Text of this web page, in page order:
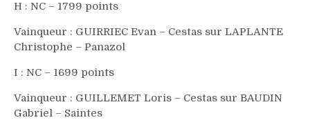
H : NC – 1799 points
Vainqueur : GUIRRIEC Evan – Cestas sur LAPLANTE
Christophe – Panazol
I : NC – 1699 points
Vainqueur : GUILLEMET Loris – Cestas sur BAUDIN
Gabriel – Saintes